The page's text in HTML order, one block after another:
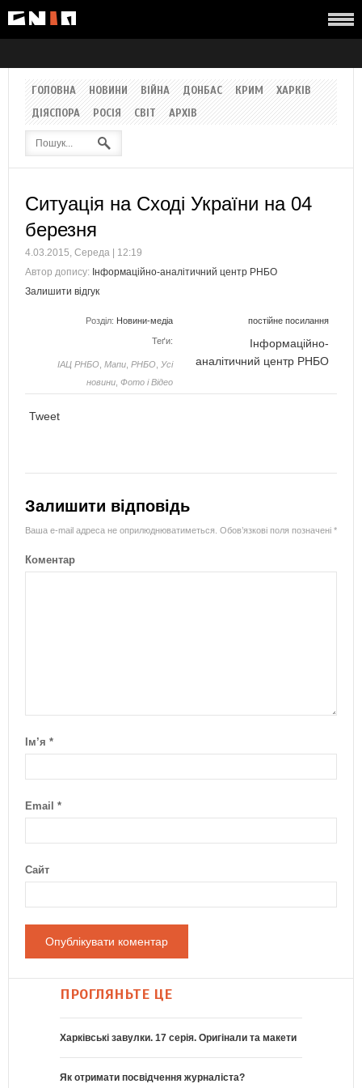
ГОЛОВНА НОВИНИ ВІЙНА ДОНБАС КРИМ
ХАРКІВ
ДІЯСПОРА
РОСІЯ СВІТ АРХІВ
Ситуація на Сході України на 04
березня
4.03.2015, Середа | 12:19
Автор допису: Інформаційно-аналітичний центр РНБО
Залишити відгук
Розділ: Новини-медіа постійне посилання
Теґи:
ІАЦ РНБО Мапи РНБО
Усі
новини Фото і Відео
Інформаційно-
аналітичний центр РНБО
Tweet
Залишити відповідь
Ваша e-mail адреса не оприлюднюватиметься. Обов’язкові поля позначені *
Коментар
Ім’я *
Email *
Сайт
ПРОГЛЯНЬТЕ ЦЕ
Харківські завулки. 17 серія. Оригінали та макети
Як отримати посвідчення журналіста?